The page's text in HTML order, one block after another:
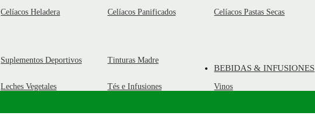
Celíacos Heladera Celíacos Panificados Celíacos Pastas Secas
Suplementos Deportivos Tinturas Madre
BEBIDAS & INFUSIONES
Leches Vegetales Tés e Infusiones Vinos